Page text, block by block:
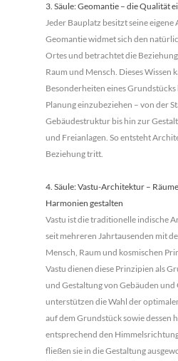
3. Säule: Geomantie – die Qualität
Jeder Bauplatz besitzt seine eigene
Geomantie widmet sich den
Ortes und betrachtet die
Raum und Mensch. Dieses Wissen
Besonderheiten eines
Planung einzubeziehen – von der
Gebäudestruktur bis hin zur
und Freianlagen. So entsteht
Beziehung tritt.
4. Säule: Vastu-Architektur –
Harmonien gestalten
Vastu ist die traditionelle indische
seit mehreren Jahrtausenden mit
Mensch, Raum und kosmischen
Vastu dienen diese Prinzipien als
und Gestaltung von Gebäuden und
unterstützen die Wahl der
auf dem Grundstück sowie dessen
entsprechend den
fließen sie in die Gestaltung